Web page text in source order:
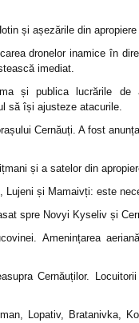
și așezările din
dronelor inamice în
imediat.
și publica lucrările de
să își ajusteze atacurile.
Cernăuți. A fost
și a satelor din
și Mamaivți: este
spre Novyi Kyseliv și
Amenințarea
Cernăuților.
Lopativ, Bratanivka,